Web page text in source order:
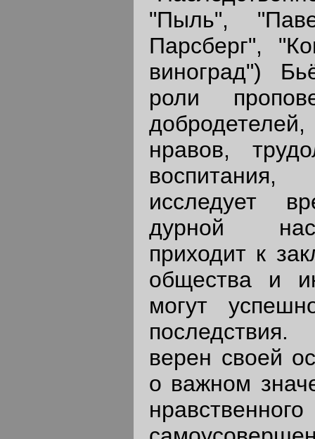
"Пыль",
Парсберг",
виноград")
роли
нравов,
исследует
дурной
приходит к
общества и
могут
верен своей
о важном
нравственного